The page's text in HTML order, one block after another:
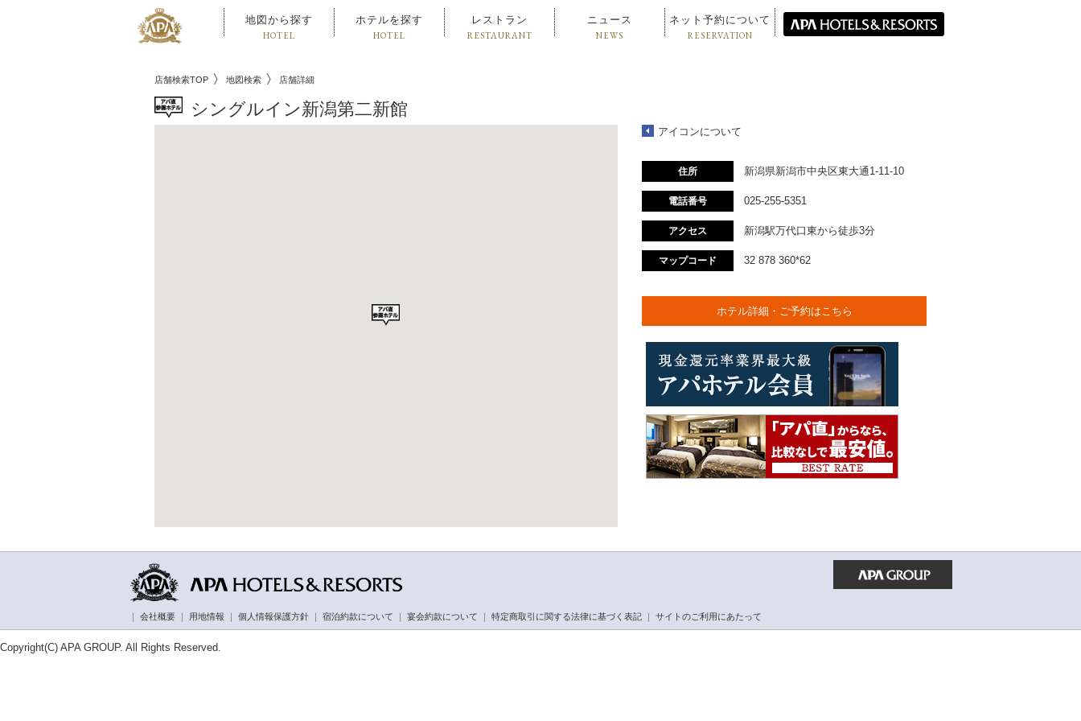
地図から探す
HOTEL
ホテルを探す
HOTEL
レストラン
RESTAURANT
ニュース
NEWS
ネット予約について
RESERVATION
店舗検索TOP 地図検索 店舗詳細
シングルイン新潟第二新館
アイコンについて
住所 新潟県新潟市中央区東大通1-11-10
電話番号 025-255-5351
アクセス 新潟駅万代口東から徒歩3分
マップコード 32 878 360*62
ホテル詳細・ご予約はこちら
｜ 会社概要 ｜ 用地情報 ｜ 個人情報保護方針 ｜ 宿泊約款について ｜ 宴会約款について ｜ 特定商取引に関する法律に基づく表記 ｜ サイトのご利用にあたって
Copyright(C) APA GROUP. All Rights Reserved.